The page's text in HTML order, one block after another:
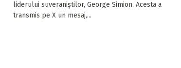
liderului suveraniștilor, George Simion. Acesta a
transmis pe X un mesaj,...